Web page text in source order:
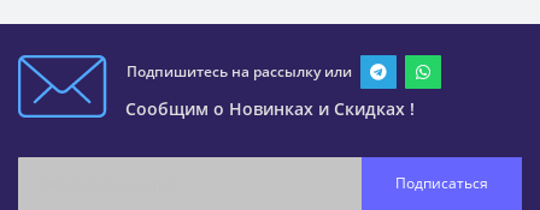
Подпишитесь на рассылку или
Сообщим о Новинках и Скидках !
Подписаться